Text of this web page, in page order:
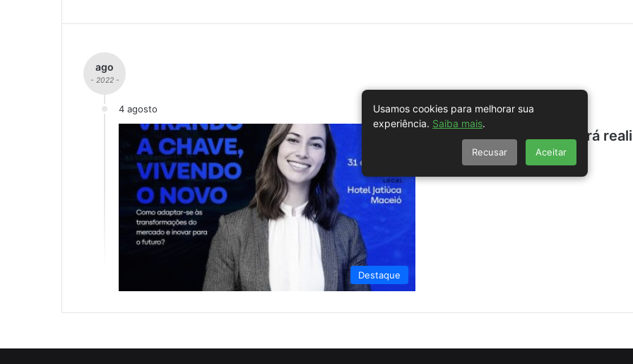
ago
- 2022 -
4 agosto
Destaque
4º Alagoas Meeting será
Usamos cookies para melhorar sua
experiência. Saiba mais.
Recusar Aceitar